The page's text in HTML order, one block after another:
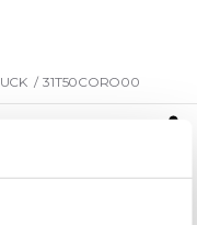
/ 31T50CORO00